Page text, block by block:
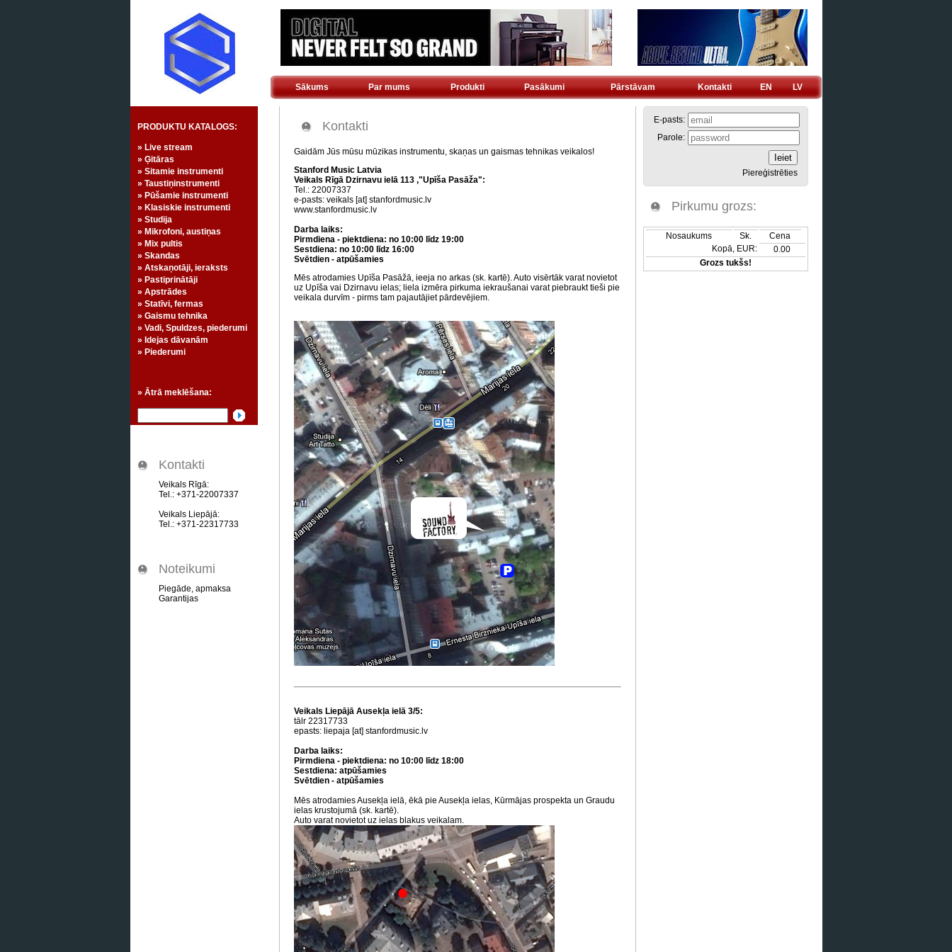
Sākums Par mums Produkti Pasākumi Pārstāvam Kontakti EN LV
PRODUKTU KATALOGS:
» Live stream
» Ģitāras
» Sitamie instrumenti
» Taustiņinstrumenti
» Pūšamie instrumenti
» Klasiskie instrumenti
» Studija
» Mikrofoni, austiņas
» Mix pultis
» Skandas
» Atskaņotāji, ieraksts
» Pastiprinātāji
» Apstrādes
» Statīvi, fermas
» Gaismu tehnika
» Vadi, Spuldzes, piederumi
» Idejas dāvanām
» Piederumi
» Ātrā meklēšana:
Kontakti
Veikals Rīgā:
Tel.: +371-22007337
Veikals Liepājā:
Tel.: +371-22317733
Noteikumi
Piegāde, apmaksa
Garantijas
Kontakti
Gaidām Jūs mūsu mūzikas instrumentu, skaņas un gaismas tehnikas veikalos!
Stanford Music Latvia
Veikals Rīgā Dzirnavu ielā 113 ,"Upīša Pasāža":
Tel.: 22007337
e-pasts: veikals [at] stanfordmusic.lv
www.stanfordmusic.lv
Darba laiks:
Pirmdiena - piektdiena: no 10:00 līdz 19:00
Sestdiena: no 10:00 līdz 16:00
Svētdien - atpūšamies
Mēs atrodamies Upīša Pasāžā, ieeja no arkas (sk. kartē). Auto visērtāk varat novietot
uz Upīša vai Dzirnavu ielas; liela izmēra pirkuma iekraušanai varat piebraukt tieši pie
veikala durvīm - pirms tam pajautājiet pārdevējiem.
Veikals Liepājā Ausekļa ielā 3/5:
tālr 22317733
epasts: liepaja [at] stanfordmusic.lv
Darba laiks:
Pirmdiena - piektdiena: no 10:00 līdz 18:00
Sestdiena: atpūšamies
Svētdien - atpūšamies
Mēs atrodamies Ausekļa ielā, ēkā pie Ausekļa ielas, Kūrmājas prospekta un Graudu
ielas krustojumā (sk. kartē).
Auto varat novietot uz ielas blakus veikalam.
E-pasts:
Parole:
Piereģistrēties
Pirkumu grozs:
Nosaukums Sk.
Cena
Kopā, EUR:
0.00
Grozs tukšs!